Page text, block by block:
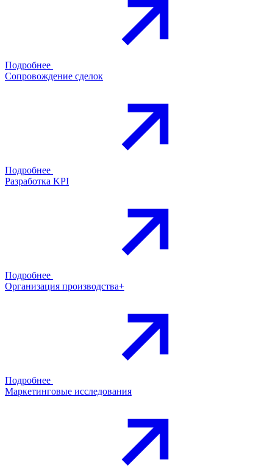
Подробнее
Сопровождение сделок
Подробнее
Разработка KPI
Подробнее
Организация производства+
Подробнее
Маркетинговые исследования